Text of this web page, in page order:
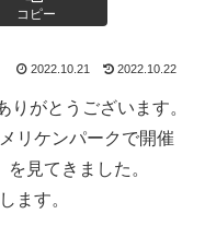
コピー
2022.10.21 2022.10.22
がとうございます。
リケンパークで開催
見てきました。
ます。